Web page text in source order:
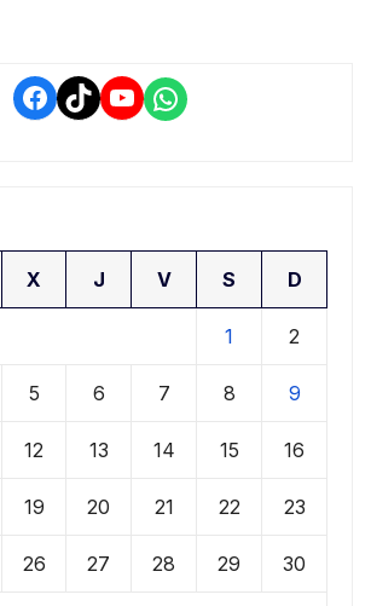
Facebook
TikTokYouTube
WhatsApp
X J V S D
1 2
5 6 7 8 9
12 13 14 15 16
19 20 21 22 23
26 27 28 29 30